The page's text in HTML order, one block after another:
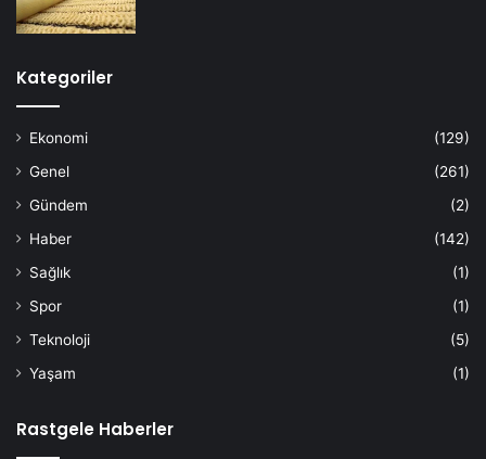
Kategoriler
Ekonomi
(129)
Genel
(261)
Gündem
(2)
Haber
(142)
Sağlık
(1)
Spor
(1)
Teknoloji
(5)
Yaşam
(1)
Rastgele Haberler